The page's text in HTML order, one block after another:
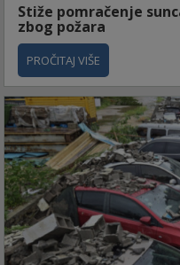
Stiže pomračenje
zbog požara
PROČITAJ VIŠE